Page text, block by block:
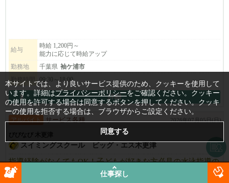
・結婚や出産でトリマーの仕事を離れていた方
・1人で仕上げまでできる
・お子さんが小さく、時間の制限がある方
・午前中だけ勤務希望の方
・新卒の方
なるべく、ご希望に答えます！
あなたのライフスタイルを最優先に、楽しくワンちゃん・ネコち
ゃんをきれいにしましょう♪🐶🐱
給与
時給 1,200円～
能力に応じて時給アップ
勤務地
千葉県 袖ケ浦市
勤務時間
09:30～18:00
詳細
アルバイト サービス各種 2026年07月05日(日)
スイミングスクール ビッグ・エス木更津
指導経験がなくてもOK！子どもが好きな方必見の水泳指導の
お仕事です。子ども達にスイミングの楽しさを教えません
か？
仕事探し
本サイトでは、より良いサービス提供のため、クッキーを使用して
います。詳細はプライバシーポリシーをご確認ください。クッキー
の使用を許可する場合は同意するボタンを押してください。クッキ
ーの使用を拒否する場合は、ブラウザからご設定ください。